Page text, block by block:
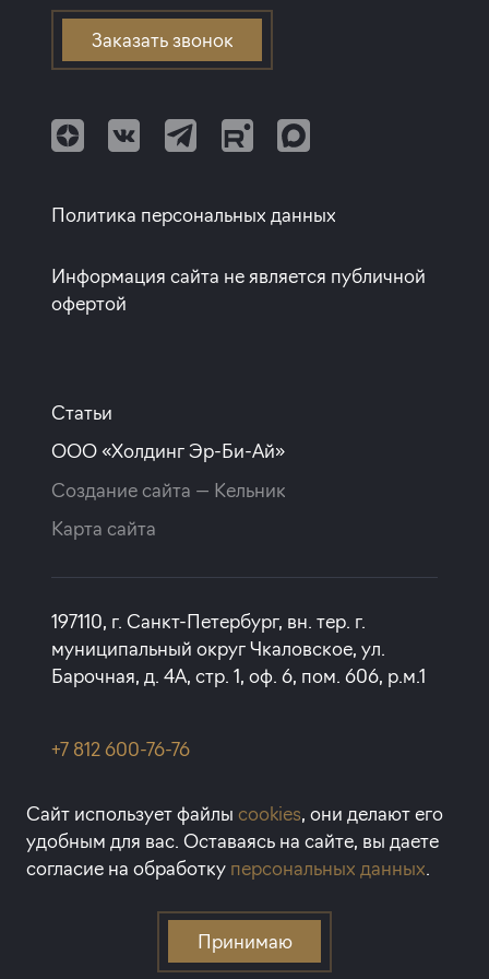
Сайт использует файлы cookies, они делают его
удобным для вас. Оставаясь на сайте, вы даете
согласие на обработку персональных данных.
Принимаю
Проспект Просвещения
Балтийская
Элитные дома
Клубные дома
Апартаменты с полной отделкой
Квартиры с белой отделкой
Квартиры с европланировкой
Заказать звонок
Политика персональных данных
Информация сайта не является публичной
офертой
Статьи
ООО «Холдинг Эр-Би-Ай»
Создание сайта — Кельник
Карта сайта
197110, г. Санкт-Петербург, вн. тер. г.
муниципальный округ Чкаловское, ул.
Барочная, д. 4А, стр. 1, оф. 6, пом. 606, р.м.1
+7 812 600-76-76
1993-2026 © RBI — Апартаменты
и квартиры в Санкт-Петербурге